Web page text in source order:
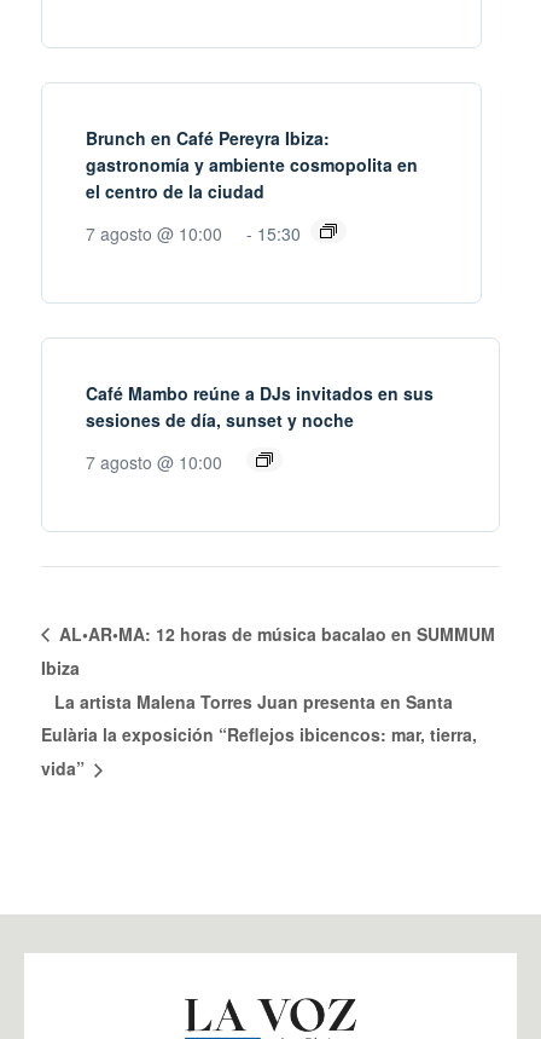
Brunch en Café Pereyra Ibiza:
gastronomía y ambiente cosmopolita en
el centro de la ciudad
7 agosto @ 10:00
- 15:30
Café Mambo reúne a DJs invitados en sus
sesiones de día, sunset y noche
7 agosto @ 10:00
AL•AR•MA: 12 horas de música bacalao en SUMMUM
Ibiza
La artista Malena Torres Juan presenta en Santa
Eulària la exposición “Reflejos ibicencos: mar, tierra,
vida”